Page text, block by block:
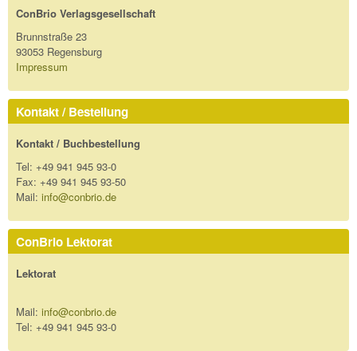
ConBrio Verlagsgesellschaft
Brunnstraße 23
93053 Regensburg
Impressum
Kontakt / Bestellung
Kontakt / Buchbestellung
Tel: +49 941 945 93-0
Fax: +49 941 945 93-50
Mail: info@conbrio.de
ConBrio Lektorat
Lektorat
Mail: info@conbrio.de
Tel: +49 941 945 93-0